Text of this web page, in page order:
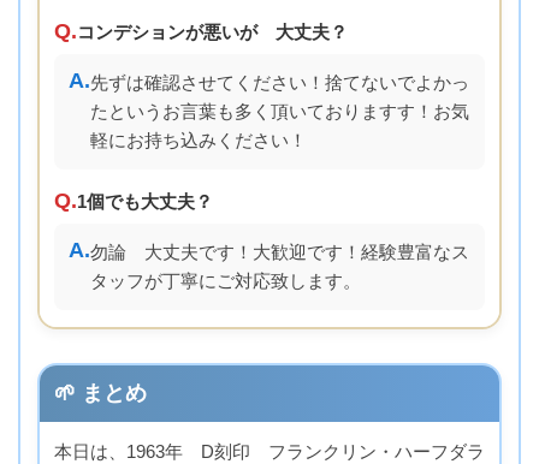
Q.コンデションが悪いが 大丈夫？
A.先ずは確認させてください！捨てないでよかっ
たというお言葉も多く頂いておりますす！お気
軽にお持ち込みください！
Q.1個でも大丈夫？
A.勿論 大丈夫です！大歓迎です！経験豊富なス
タッフが丁寧にご対応致します。
🌱 まとめ
本日は、1963年 D刻印 フランクリン・ハーフダラ